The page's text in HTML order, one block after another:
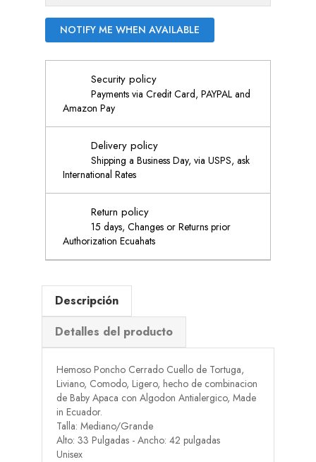
NOTIFY ME WHEN AVAILABLE
Security policy
Payments via Credit Card, PAYPAL and
Amazon Pay
Delivery policy
Shipping a Business Day, via USPS, ask
International Rates
Return policy
15 days, Changes or Returns prior
Authorization Ecuahats
Descripción
Detalles del producto
Hemoso Poncho Cerrado Cuello de Tortuga,
Liviano, Comodo, Ligero, hecho de combinacion
de Baby Apaca con Algodon Antialergico, Made
in Ecuador.
Talla: Mediano/Grande
Alto: 33 Pulgadas - Ancho: 42 pulgadas
Unisex